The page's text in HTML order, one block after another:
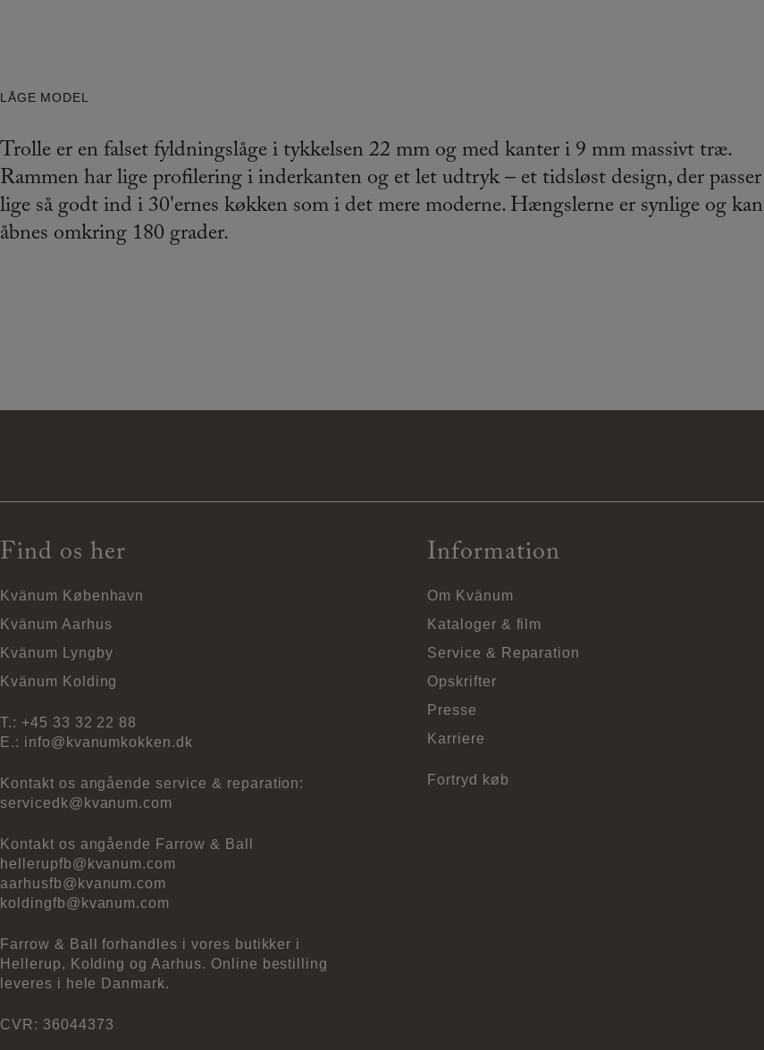
LÅGE MODEL
Trolle er en falset fyldningslåge i tykkelsen 22 mm og med kanter i 9 mm massivt træ.
Rammen har lige profilering i inderkanten og et let udtryk – et tidsløst design, der passer
lige så godt ind i 30'ernes køkken som i det mere moderne. Hængslerne er synlige og kan
åbnes omkring 180 grader.
Find os her
Kvänum København
Kvänum Aarhus
Kvänum Lyngby
Kvänum Kolding
T.: +45 33 32 22 88
E.: info@kvanumkokken.dk
Kontakt os angående service & reparation:
servicedk@kvanum.com
Kontakt os angående Farrow & Ball
hellerupfb@kvanum.com
aarhusfb@kvanum.com
koldingfb@kvanum.com
Farrow & Ball forhandles i vores butikker i
Hellerup, Kolding og Aarhus. Online bestilling
leveres i hele Danmark.
CVR: 36044373
Information
Om Kvänum
Kataloger & film
Service & Reparation
Opskrifter
Presse
Karriere
Fortryd køb